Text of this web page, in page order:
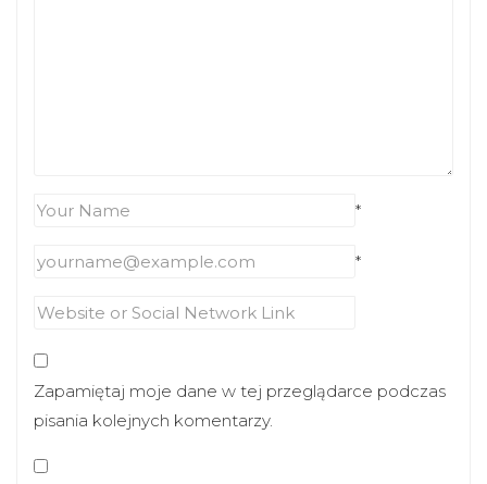
*
*
Zapamiętaj moje dane w tej przeglądarce podczas
pisania kolejnych komentarzy.